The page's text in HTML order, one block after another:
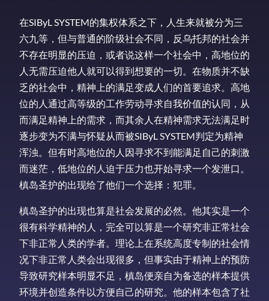
在SIByL SYSTEM的集权体系之下，人生来就被分为三
六九等，但与普通的阶级社会不同，反乌托邦的社会并
不存在明显的压迫，或者说这样一个社会中，高地位的
人无需压迫他人就可以得到想要的一切。在物质并不缺
乏的社会中，精神上的满足变成人们的首要追求。高地
位的人通过高等级的工作劳动寻求自我价值的认同，从
而满足精神上的需求，而其余人在精神需求无法满足时
逐步变为不满与怀疑从而被SIByL SYSTEM判定为精神
浑浊。但有时高地位的人因寻求不到能满足自己的刺激
而迷茫，低地位的人迫于压力也开始寻求一个发泄口。
槙岛圣护的出现给了他们一个选择：犯罪。
槙岛圣护的出现也算是社会发展的必然。他其实是一个
很有科学精神的人，完全可以算是一个研究非正常社会
下非正常人类的学者。理论上在系统高度专制的社会情
况下非正常人类会出现很多，但事实由于精神上的预防
导致研究样本明显不足，槙岛便亲自为备选的样本提供
环境并创造条件以方便自己的研究。他的样本包含了社